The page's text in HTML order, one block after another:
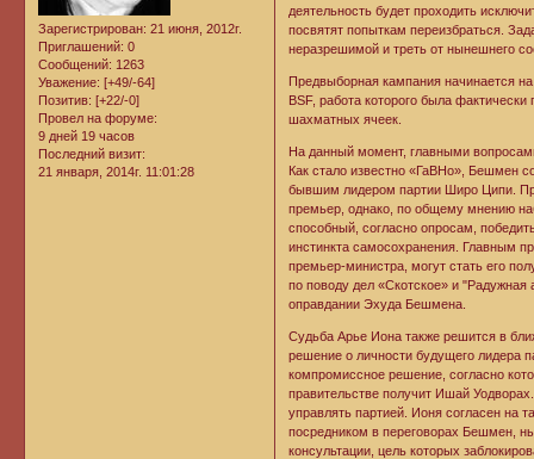
Зарегистрирован: 21 июня, 2012г.
Приглашений: 0
Сообщений: 1263
Уважение: [+49/-64]
Позитив: [+22/-0]
Провел на форуме:
9 дней 19 часов
Последний визит:
21 января, 2014г. 11:01:28
деятельность будет проходить
посвятят попыткам переизбраться.
неразрешимой и треть от нынешнего
Предвыборная кампания начинается
BSF, работа которого была
шахматных ячеек.
На данный момент, главными
Как стало известно «ГаВНо», Бешмен
бывшим лидером партии Широ Ципи.
премьер, однако, по общему мнению
способный, согласно опросам,
инстинкта самосохранения. Главным
премьер-министра, могут стать его
по поводу дел «Скотское» и
оправдании Эхуда Бешмена.
Судьба Арье Иона также решится в
решение о личности будущего лидера
компромиссное решение, согласно
правительстве получит Ишай
управлять партией. Ионя согласен на
посредником в переговорах Бешмен,
консультации, цель которых